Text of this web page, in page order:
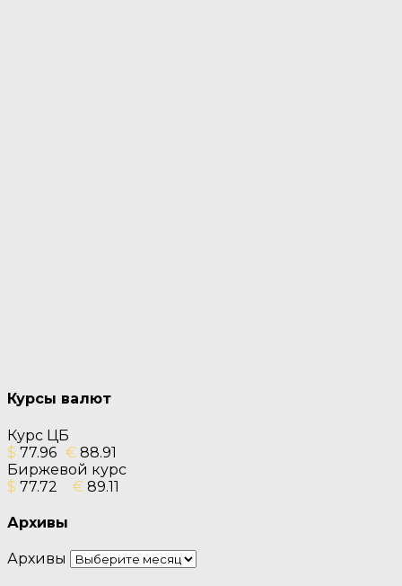
Курсы валют
Курс ЦБ
$ 77.96 € 88.91
Биржевой курс
$ 77.72 € 89.11
Архивы
Архивы